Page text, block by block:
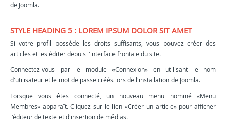
de Joomla.
STYLE HEADING 5 : LOREM IPSUM DOLOR SIT AMET
Si votre profil possède les droits suffisants, vous pouvez créer des
articles et les éditer depuis l'interface frontale du site.
Connectez-vous par le module «Connexion» en utilisant le nom
d'utilisateur et le mot de passe créés lors de l'installation de Joomla.
Lorsque vous êtes connecté, un nouveau menu nommé «Menu
Membres» apparaît. Cliquez sur le lien «Créer un article» pour afficher
l'éditeur de texte et d'insertion de médias.